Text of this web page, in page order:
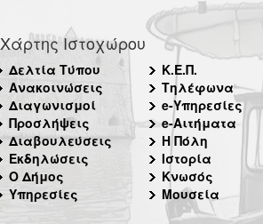
Χάρτης Ιστοχώρου
Δελτία Τύπου
Ανακοινώσεις
Διαγωνισμοί
Προσλήψεις
Διαβουλεύσεις
Εκδηλώσεις
Ο Δήμος
Υπηρεσίες
Κ.Ε.Π.
Τηλέφωνα
e-Υπηρεσίες
e-Αιτήματα
Η Πόλη
Ιστορία
Κνωσός
Μουσεία